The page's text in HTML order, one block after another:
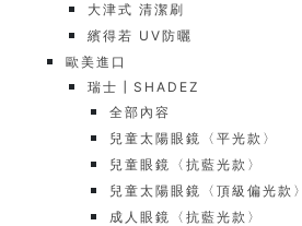
大津式 清潔刷
繽得若 UV防曬
歐美進口
瑞士┃SHADEZ
全部內容
兒童太陽眼鏡〈平光款〉
兒童眼鏡〈抗藍光款〉
兒童太陽眼鏡〈頂級偏光款〉
成人眼鏡〈抗藍光款〉